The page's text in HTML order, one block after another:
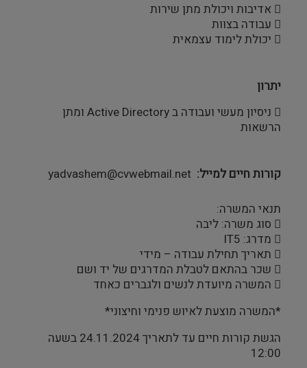
 אדיבות ויכולת מתן שירות
 עבודה בצוות
 יכולת לימוד עצמאית
יתרון
 ניסיון מעשי ועבודה ב Active Directory ומתן
הרשאות
קורות חיים למייל yadvashem@cvwebmail.net
תנאי המשרה:
 סוג משרה: ליבה
 מדרג: IT5
 תאריך תחילת עבודה – מידי
 שכר בהתאם לטבלת המדרגים של יד ושם
 המשרה מיועדת לנשים ולגברים כאחד
*המשרה מוצעת לאיוש פנימי וחיצוני*
הגשת קורות חיים עד לתאריך 24.11.2024 בשעה
12:00